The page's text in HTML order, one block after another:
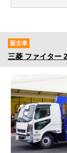
新古車
三菱 ファイター